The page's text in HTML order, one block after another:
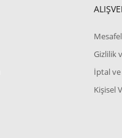
Gizlilik
İptal ve
Kişisel